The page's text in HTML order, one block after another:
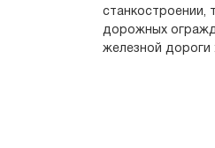
станкостроении,
дорожных
железной дороги